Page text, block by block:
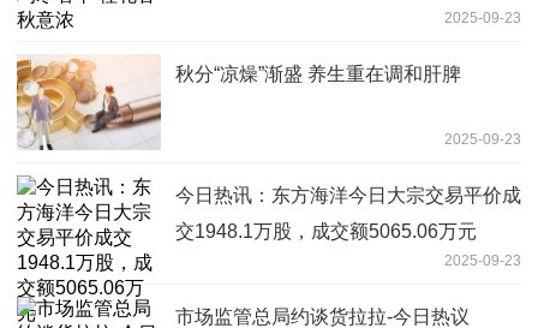
2025-09-23
秋分“凉燥”渐盛 养生重在调和肝脾
2025-09-23
今日热讯：东方海洋今日大宗交易平价成
交1948.1万股，成交额5065.06万元
2025-09-23
市场监管总局约谈货拉拉-今日热议